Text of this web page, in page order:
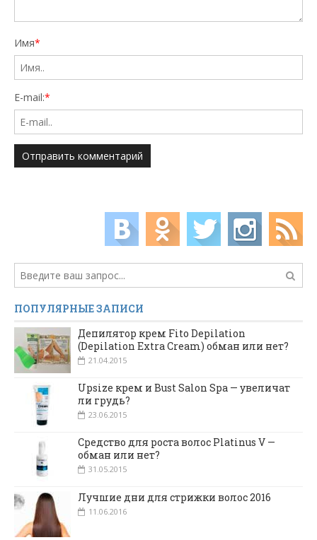
Имя*
E-mail:*
ПОПУЛЯРНЫЕ ЗАПИСИ
Депилятор крем Fito Depilation
(Depilation Extra Cream) обман или нет?
21.04.2015
Upsize крем и Bust Salon Spa — увеличат
ли грудь?
23.06.2015
Средство для роста волос Platinus V —
обман или нет?
31.05.2015
Лучшие дни для стрижки волос 2016
11.06.2016